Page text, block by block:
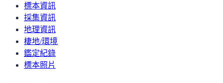
標本資訊
採集資訊
地理資訊
棲地/環境
鑑定紀錄
標本照片